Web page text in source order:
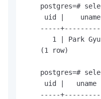
postgres=#
     uid |    uname
-----
1 | Park
    (1 row)
postgres=#
     uid |   uname
-----